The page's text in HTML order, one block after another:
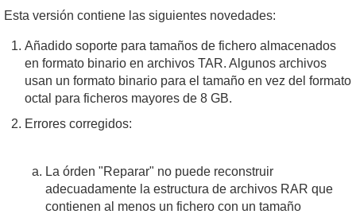
Esta versión contiene las siguientes novedades:
Añadido soporte para tamaños de fichero almacenados
en formato binario en archivos TAR. Algunos archivos
usan un formato binario para el tamaño en vez del formato
octal para ficheros mayores de 8 GB.
Errores corregidos:
La órden "Reparar" no puede reconstruir
adecuadamente la estructura de archivos RAR que
contienen al menos un fichero con un tamaño